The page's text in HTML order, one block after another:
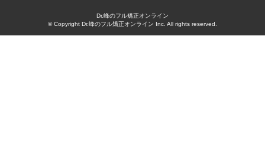
Dr.峰のフル矯正オンライン
© Copyright Dr.峰のフル矯正オンライン Inc. All rights reserved.